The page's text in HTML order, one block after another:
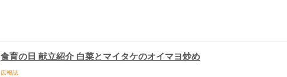
食育の日 献立紹介 白菜とマイタケのオイマヨ炒め
広報誌